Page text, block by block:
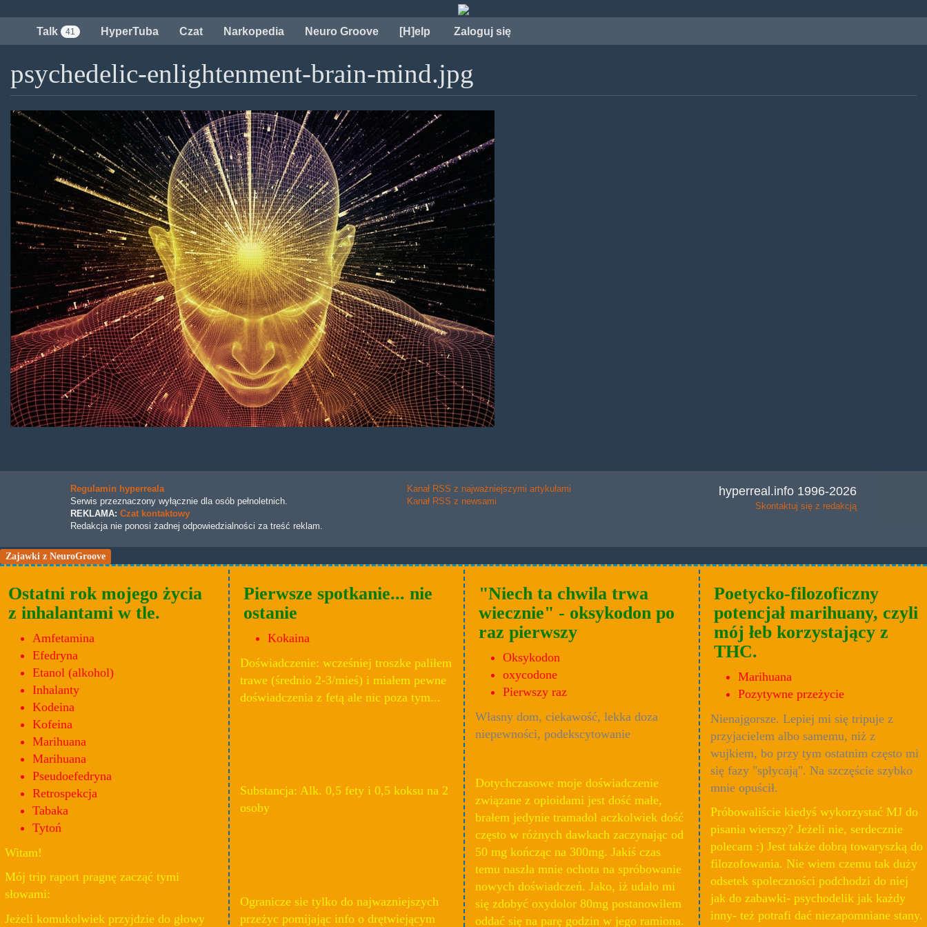
treści
Talk 41 HyperTuba Czat Narkopedia Neuro Groove [H]elp Zaloguj się
psychedelic-enlightenment-brain-mind.jpg
Regulamin hyperreala
Serwis przeznaczony wyłącznie dla osób pełnoletnich.
REKLAMA: Czat kontaktowy
Redakcja nie ponosi żadnej odpowiedzialności za treść reklam.
Kanał RSS z najważniejszymi artykułami
Kanał RSS z newsami
hyperreal.info 1996-2026
Skontaktuj się z redakcją
Zajawki z NeuroGroove
Ostatni rok mojego życia
z inhalantami w tle.
Amfetamina
Efedryna
Etanol (alkohol)
Inhalanty
Kodeina
Kofeina
Marihuana
Marihuana
Pseudoefedryna
Retrospekcja
Tabaka
Tytoń
Witam!
Mój trip raport pragnę zacząć tymi
słowami:
Jeżeli komukolwiek przyjdzie do głowy
Pierwsze spotkanie... nie
ostanie
Kokaina
Doświadczenie: wcześniej troszke paliłem
trawe (średnio 2-3/mieś) i miałem pewne
doświadczenia z fetą ale nic poza tym...
Substancja: Alk. 0,5 fety i 0,5 koksu na 2
osoby
Ogranicze sie tylko do najwazniejszych
przeżyc pomijając info o drętwiejącym
"Niech ta chwila trwa
wiecznie" - oksykodon po
raz pierwszy
Oksykodon
oxycodone
Pierwszy raz
Własny dom, ciekawość, lekka doza
niepewności, podekscytowanie
Dotychczasowe moje doświadczenie
związane z opioidami jest dość małe,
brałem jedynie tramadol aczkolwiek dość
często w różnych dawkach zaczynając od
50 mg kończąc na 300mg. Jakiś czas
temu naszła mnie ochota na spróbowanie
nowych doświadczeń. Jako, iż udało mi
się zdobyć oxydolor 80mg postanowiłem
oddać się na parę godzin w jego ramiona.
Poetycko-filozoficzny
potencjał marihuany, czyli
mój łeb korzystający z
THC.
Marihuana
Pozytywne przeżycie
Nienajgorsze. Lepiej mi się tripuje z
przyjacielem albo samemu, niż z
wujkiem, bo przy tym ostatnim często mi
się fazy "spłycają". Na szczęście szybko
mnie opuścił.
Próbowaliście kiedyś wykorzystać MJ do
pisania wierszy? Jeżeli nie, serdecznie
polecam :) Jest także dobrą towaryszką do
filozofowania. Nie wiem czemu tak duży
odsetek spoleczności podchodzi do niej
jak do zabawki- psychodelik jak każdy
inny- też potrafi dać niezapomniane stany.